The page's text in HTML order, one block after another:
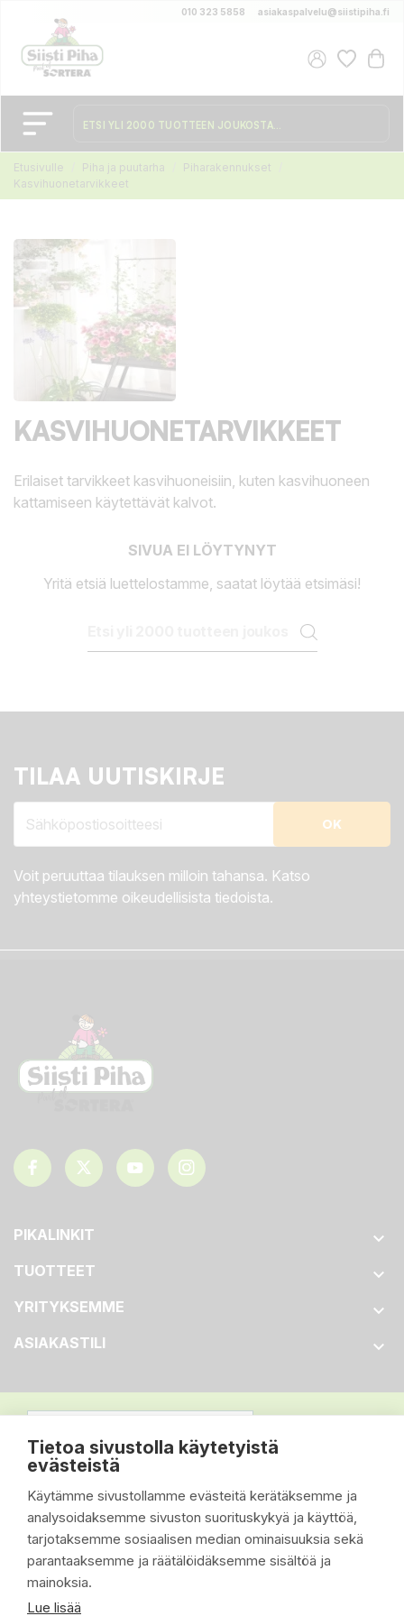
Tietoa sivustolla käytetyistä
evästeistä
Käytämme sivustollamme evästeitä kerätäksemme ja
analysoidaksemme sivuston suorituskykyä ja käyttöä,
tarjotaksemme sosiaalisen median ominaisuuksia sekä
parantaaksemme ja räätälöidäksemme sisältöä ja
mainoksia.
Lue lisää
010 323 5858 asiakaspalvelu@siistipiha.fi
Etusivulle Piha ja puutarha
Piharakennukset
Kasvihuonetarvikkeet
KASVIHUONETARVIKKEET
Erilaiset tarvikkeet kasvihuoneisiin, kuten kasvihuoneen
kattamiseen käytettävät kalvot.
SIVUA EI LÖYTYNYT
Yritä etsiä luettelostamme, saatat löytää etsimäsi!
TILAA UUTISKIRJE
Voit peruuttaa tilauksen milloin tahansa. Katso
yhteystietomme oikeudellisista tiedoista.
PIKALINKIT 
TUOTTEET 
YRITYKSEMME 
ASIAKASTILI 